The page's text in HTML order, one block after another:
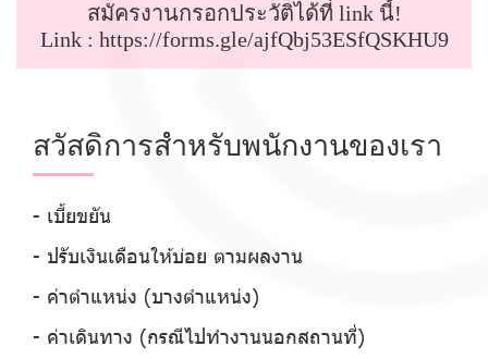
สมัครงานกรอกประวัติได้ที่ link นี้!
Link : https://forms.gle/ajfQbj53ESfQSKHU9
สวัสดิการสำหรับพนักงานของเรา
- เบี้ยขยัน
- ปรับเงินเดือนให้บ่อย ตามผลงาน
- ค่าตำแหน่ง (บางตำแหน่ง)
- ค่าเดินทาง (กรณีไปทำงานนอกสถานที่)